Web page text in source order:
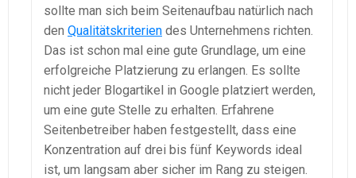
sollte man sich beim Seitenaufbau natürlich nach
den Qualitätskriterien des Unternehmens richten.
Das ist schon mal eine gute Grundlage, um eine
erfolgreiche Platzierung zu erlangen. Es sollte
nicht jeder Blogartikel in Google platziert werden,
um eine gute Stelle zu erhalten. Erfahrene
Seitenbetreiber haben festgestellt, dass eine
Konzentration auf drei bis fünf Keywords ideal
ist, um langsam aber sicher im Rang zu steigen.